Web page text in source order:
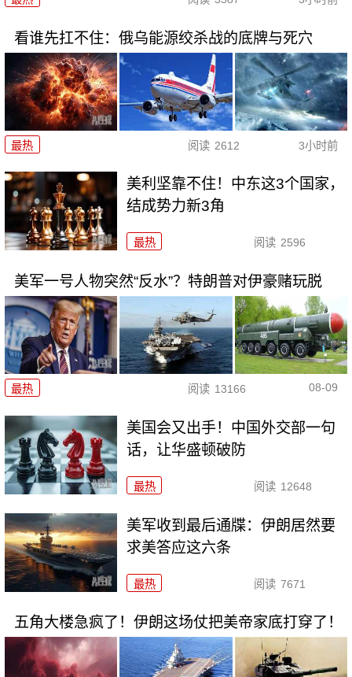
看谁先扛不住：俄乌能源绞杀战的底牌与死穴
最热 阅读 2612 3小时前
美利坚靠不住！中东这3个国家，
结成势力新3角
最热 阅读 2596
美军一号人物突然“反水”？特朗普对伊豪赌玩脱
最热 阅读 13166 08-09
美国会又出手！中国外交部一句
话，让华盛顿破防
最热 阅读 12648
美军收到最后通牒：伊朗居然要
求美答应这六条
最热 阅读 7671
五角大楼急疯了！伊朗这场仗把美帝家底打穿了！